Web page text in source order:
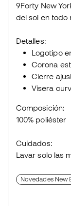
9Forty New
del sol en todo
Detalles:
Logotipo
Corona
Cierre
Visera
Composición:
100% poliéster
Cuidados:
Lavar solo las
Novedades New